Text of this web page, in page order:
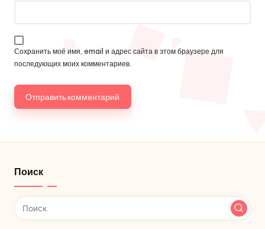
Сохранить моё имя, email и адрес сайта в этом браузере для
последующих моих комментариев.
Поиск